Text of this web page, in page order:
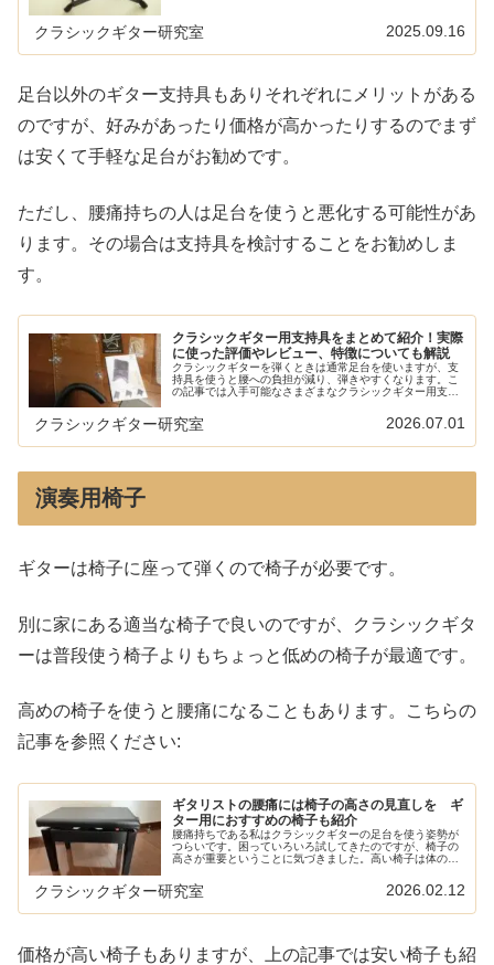
クラシックギター研究室 2025.09.16
足台以外のギター支持具もありそれぞれにメリットがある
のですが、好みがあったり価格が高かったりするのでまず
は安くて手軽な足台がお勧めです。
ただし、腰痛持ちの人は足台を使うと悪化する可能性があ
ります。その場合は支持具を検討することをお勧めしま
す。
クラシックギター用支持具をまとめて紹介！実際
に使った評価やレビュー、特徴についても解説
クラシックギターを弾くときは通常足台を使いますが、支
持具を使うと腰への負担が減り、弾きやすくなります。こ
の記事では入手可能なさまざまなクラシックギター用支持
しいものも随時追加中です。
クラシックギター研究室 2026.07.01
演奏用椅子
ギターは椅子に座って弾くので椅子が必要です。
別に家にある適当な椅子で良いのですが、クラシックギタ
ーは普段使う椅子よりもちょっと低めの椅子が最適です。
高めの椅子を使うと腰痛になることもあります。こちらの
記事を参照ください:
ギタリストの腰痛には椅子の高さの見直しを ギ
ター用におすすめの椅子も紹介
腰痛持ちである私はクラシックギターの足台を使う姿勢が
つらいです。困っていろいろ試してきたのですが、椅子の
高さが重要ということに気づきました。高い椅子は体のひ
が下がります。すると、ギターはも...
クラシックギター研究室 2026.02.12
価格が高い椅子もありますが、上の記事では安い椅子も紹